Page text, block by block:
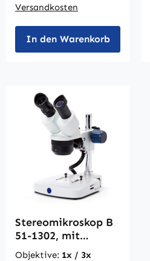
Versandkosten
In den Warenkorb
Stereomikroskop B
51-1302, mit
Säulenstativ
Objektive: 1x / 3x